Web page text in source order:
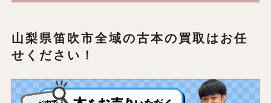
山梨県笛吹市全域の古本の買取はお任
せください！